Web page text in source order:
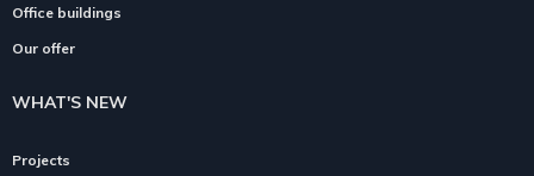
Office buildings
Our offer
WHAT'S NEW
Projects